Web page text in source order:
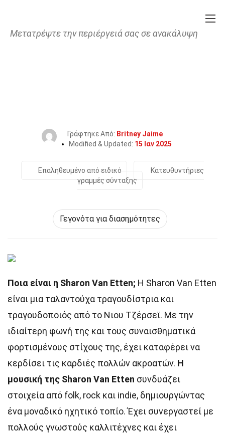
Μετατρέψτε την περιέργειά σας σε ανακάλυψη
Γράφτηκε Από: Britney Jaime
Modified & Updated: 15 Ιαν 2025
Επαληθευμένο από ειδικό
Κατευθυντήριες
γραμμές σύνταξης
Γεγονότα για διασημότητες
Ποια είναι η Sharon Van Etten; Η Sharon Van Etten
είναι μια ταλαντούχα τραγουδίστρια και
τραγουδοποιός από το Νιου Τζέρσεϊ. Με την
ιδιαίτερη φωνή της και τους συναισθηματικά
φορτισμένους στίχους της, έχει καταφέρει να
κερδίσει τις καρδιές πολλών ακροατών. Η
μουσική της Sharon Van Etten συνδυάζει
στοιχεία από folk, rock και indie, δημιουργώντας
ένα μοναδικό ηχητικό τοπίο. Έχει συνεργαστεί με
πολλούς γνωστούς καλλιτέχνες και έχει